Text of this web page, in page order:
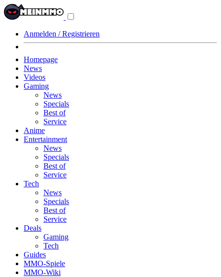
Anmelden / Registrieren
Homepage
News
Videos
Gaming
News
Specials
Best of
Service
Anime
Entertainment
News
Specials
Best of
Service
Tech
News
Specials
Best of
Service
Deals
Gaming
Tech
Guides
MMO-Spiele
MMO-Wiki